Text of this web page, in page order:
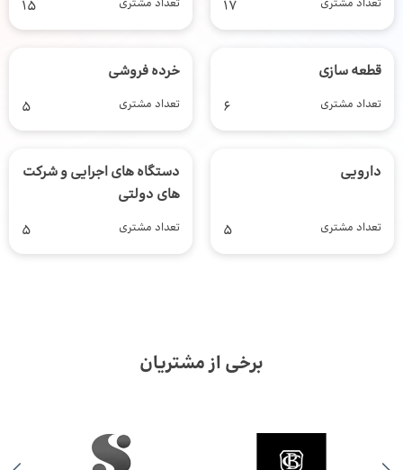
تعداد مشتری 17 تعداد مشتری 15
قطعه سازی
تعداد مشتری 6
خرده فروشی
تعداد مشتری 5
دارویی
تعداد مشتری 5
دستگاه های اجرایی و شرکت
های دولتی
تعداد مشتری 5
برخی از مشتریان